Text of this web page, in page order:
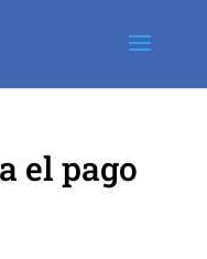
el pago